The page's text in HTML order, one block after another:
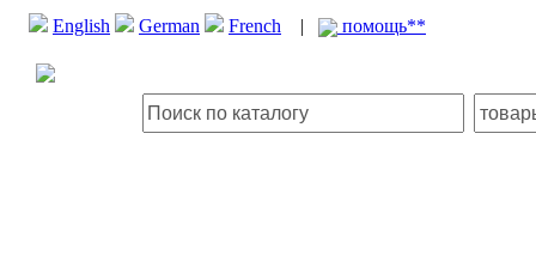
English German French | помощь**